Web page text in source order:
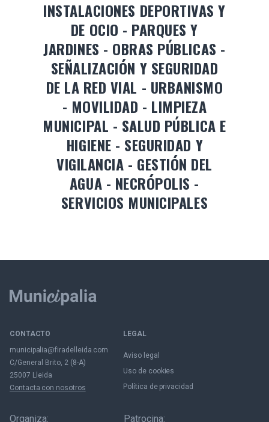
INSTALACIONES DEPORTIVAS Y
DE OCIO - PARQUES Y
JARDINES - OBRAS PÚBLICAS -
SEÑALIZACIÓN Y SEGURIDAD
DE LA RED VIAL - URBANISMO
- MOVILIDAD - LIMPIEZA
MUNICIPAL - SALUD PÚBLICA E
HIGIENE - SEGURIDAD Y
VIGILANCIA - GESTIÓN DEL
AGUA - NECRÓPOLIS -
SERVICIOS MUNICIPALES
CONTACTO
municipalia@firadelleida.com
C/General Brito, 2 (8-A)
25007 Lleida
Contacta con nosotros
LEGAL
Aviso legal
Uso de cookies
Política de privacidad
Organiza: Patrocina: